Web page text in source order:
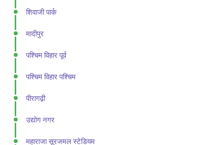
शिवाजी पार्क
मादीपुर
पश्चिम विहार पूर्व
पश्चिम विहार पश्चिम
पीरागढ़ी
उद्योग नगर
महाराजा सूरजमल स्टेडियम